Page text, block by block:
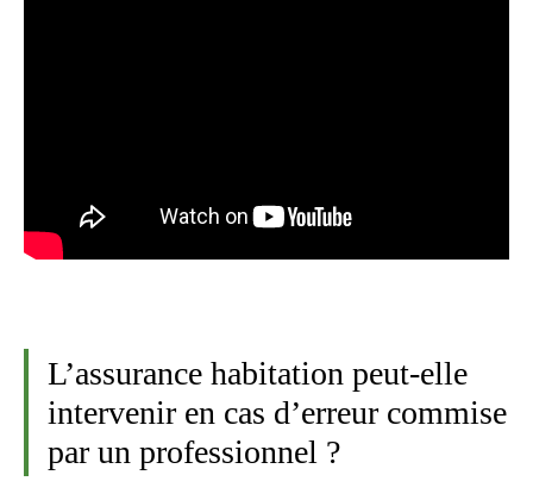
L’assurance habitation peut-elle
intervenir en cas d’erreur commise
par un professionnel ?